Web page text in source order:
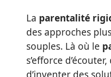
La parentalité
des approches
souples. Là où le
s’efforce